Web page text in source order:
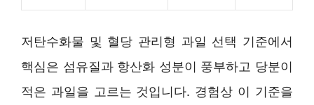
저탄수화물 및 혈당 관리형 과일 선택 기준에서
핵심은 섬유질과 항산화 성분이 풍부하고 당분이
적은 과일을 고르는 것입니다. 경험상 이 기준을